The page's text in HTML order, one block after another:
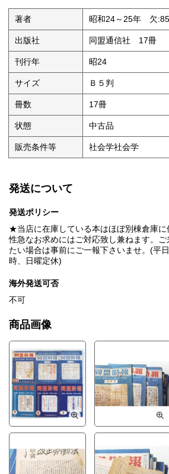
著者 昭和24～25年 欠
出版社 同盟通信社 17冊
刊行年 昭24
サイズ Ｂ５判
冊数 17冊
状態 中古品
販売条件等 社会学社会学
発送について
発送ポリシー
★当店に在庫している本はほぼ別棟倉庫に
性急なお求めにはご対応致し兼ねます。ご
たい場合は事前にご一報下さいませ。(平
時、日曜定休)
海外発送可否
不可
商品画像